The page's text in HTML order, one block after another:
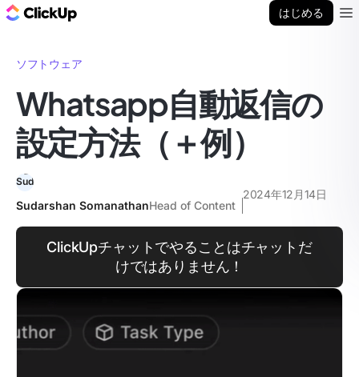
はじめる
ソフトウェア
Whatsapp自動返信の
設定方法（＋例）
Sudarshan SomanathanHead of Content
2024年12月14日
ClickUpチャットでやることはチャットだ
けではありません！